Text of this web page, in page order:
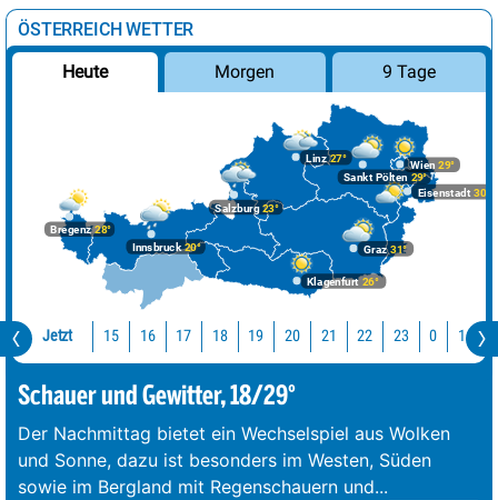
ÖSTERREICH WETTER
Heute Morgen 9 Tage
Bregenz28°
Graz31°
Innsbruck20°
Klagenfurt 26°
Linz27°
Salzburg23°
Wien 29°
Eisenstadt 30°
Sankt Pölten 29°
Jetzt 15 16 17 18 19 20 21 22 23 0 1
Schauer und Gewitter, 18/29°
Der Nachmittag bietet ein Wechselspiel aus Wolken
und Sonne, dazu ist besonders im Westen, Süden
sowie im Bergland mit Regenschauern und...